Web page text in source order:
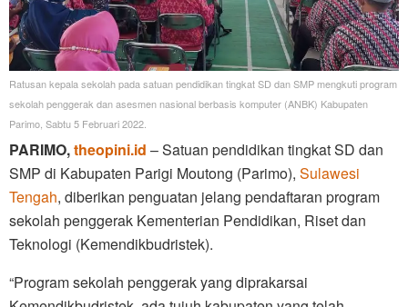
Ratusan kepala sekolah pada satuan pendidikan tingkat SD dan SMP mengkuti program
sekolah penggerak dan asesmen nasional berbasis komputer (ANBK) Kabupaten
Parimo, Sabtu 5 Februari 2022.
PARIMO,theopini.id – Satuan pendidikan tingkat SD dan
SMP di Kabupaten Parigi Moutong (Parimo), Sulawesi
Tengah, diberikan penguatan jelang pendaftaran program
sekolah penggerak Kementerian Pendidikan, Riset dan
Teknologi (Kemendikbudristek).
“Program sekolah penggerak yang diprakarsai